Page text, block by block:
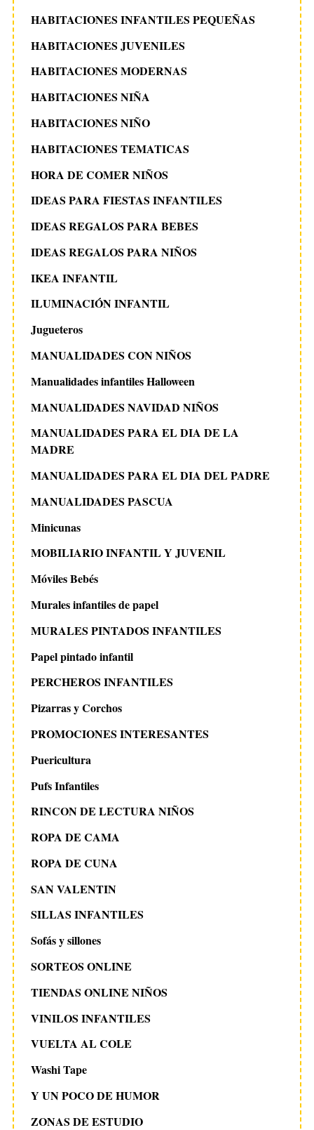
HABITACIONES INFANTILES PEQUEÑAS
HABITACIONES JUVENILES
HABITACIONES MODERNAS
HABITACIONES NIÑA
HABITACIONES NIÑO
HABITACIONES TEMATICAS
HORA DE COMER NIÑOS
IDEAS PARA FIESTAS INFANTILES
IDEAS REGALOS PARA BEBES
IDEAS REGALOS PARA NIÑOS
IKEA INFANTIL
ILUMINACIÓN INFANTIL
Jugueteros
MANUALIDADES CON NIÑOS
Manualidades infantiles Halloween
MANUALIDADES NAVIDAD NIÑOS
MANUALIDADES PARA EL DIA DE LA
MADRE
MANUALIDADES PARA EL DIA DEL PADRE
MANUALIDADES PASCUA
Minicunas
MOBILIARIO INFANTIL Y JUVENIL
Móviles Bebés
Murales infantiles de papel
MURALES PINTADOS INFANTILES
Papel pintado infantil
PERCHEROS INFANTILES
Pizarras y Corchos
PROMOCIONES INTERESANTES
Puericultura
Pufs Infantiles
RINCON DE LECTURA NIÑOS
ROPA DE CAMA
ROPA DE CUNA
SAN VALENTIN
SILLAS INFANTILES
Sofás y sillones
SORTEOS ONLINE
TIENDAS ONLINE NIÑOS
VINILOS INFANTILES
VUELTA AL COLE
Washi Tape
Y UN POCO DE HUMOR
ZONAS DE ESTUDIO